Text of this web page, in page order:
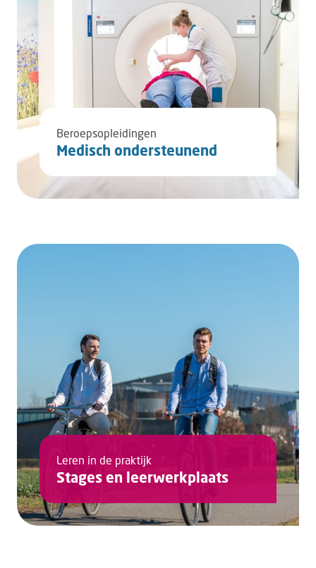
Beroepsopleidingen
Medisch ondersteunend
Leren in de praktijk
Stages en leerwerkplaats